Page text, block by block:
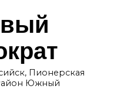
Пионерская
Южный